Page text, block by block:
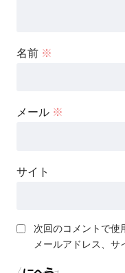
名前 ※
メール ※
サイト
次回のコメントで使
メールアドレス、サ